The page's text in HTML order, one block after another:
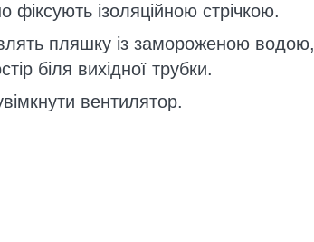
фіксують ізоляційною стрічкою.
пляшку із замороженою водою,
біля вихідної трубки.
вентилятор.